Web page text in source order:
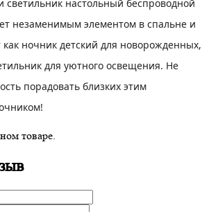
светильник настольный беспроводной
незаменимым элементом в спальне и
ночник детский для новорожденных,
для уютного освещения. Не
порадовать близких этим
товаре.